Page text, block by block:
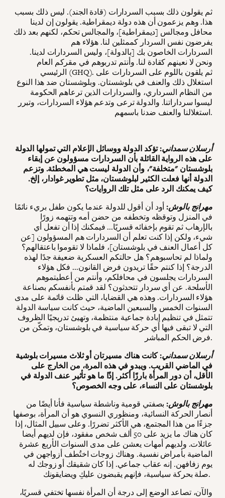
ثم يقولون ذلك بسبب السردارات (قادة الجند). ليس ذلك بسبب
هذا. وهم يزعمون أن هذه دولة ديمقراطية. يقولون إن لدينا
محافل ومجالس [ديمقراطية]، والمجالس تحكم، لكنهم بعد ذلك
يفرضون نفس السردار كممثلين لنا. هؤلاء هم
السردارات الخاصون بك [بالدولة]، وليس السردارات لدينا.
ونحن لا نعينهم كقادة لنا. وأنتم تدربوهم في مقركم العام
الرئيسي (GHQ). ثم يلقون باللوم على السردارات على
استغلال ذلك والعنف في بلوشستان. وبلوشستان ضد هذا النوع
من النظام السرداري، والسردارات الذين ترعاهم الحكومة
ليسوا سرداراتنا. والدولة ترعى وتدعم هؤلاء السردارات، وتبرر
استغلالنا والعنف ضدنا باسمهم.
أرسلان سمداني: تؤكد الدولة ووسائل الإعلام التي تمولها الدولة
على هذه الرواية القائلة بأن السردارات مسؤولون عن إبقاء
بلوشستان "متخلفة"، وأن الدولة ليست هي المخطئة. وتزعم
الدولة أنها فعلت الكثير لبلوشستان، مثل تطوير غوادار، إلخ.
كيف يمكنك الرد على مثل تلك الروايات؟
مهرانج بالوش:أود أن أقول للدولة عندما يكون طفل بريء نائمًا
في المنزل وتوقظه وتخطفه من حضن أمه وتتهمه زورًا
بالإرهاب ثم تقوم بإخفائه قسريًا... فيمكنك إذا أن تفعل أي
شيء، ولكن إذا كنت تعلم أن السردارات هم المسؤولون [عن
كل أعمال العنف في بلوشستان]، فلماذا لا تقوموا باعتقالهم؟
ولماذا لم تحاسبوهم؟ هل حالتكم العسكرية ضعيفة جدًا لهذه
الدرجة؟ إذا كنتم حقًا تريدون فرض القانون... فكل هؤلاء
السردارات يجلسون في محافلكم، وأنتم من أعطيتموهم
الأسلحة. عن أي سردار تتحدثون؟ لقد قمتم بأنفسكم بصناعة
هؤلاء السردارات. وهذه هي القضايا، التي ظلت قائمة على مدى
السنوات الخمس والسبعين الماضية، حيث كانت سياسة الدولة
تتمثل في تنظيم إبادة جماعية منتظمة، وتهيئ تدريجيًا الظروف
التي لا تبقى فيها أي حركة سياسية في بلوشستان، وتمكّن من
فرض الحكم المباشر.
أرسلان سمداني: كانت هناك مسيرتان أو ثلاث مسيرات بلوشية
في الماضي القريب. ويبدو في هذه المرة، من الخارج على
الأقل، أن دور المرأة بارزًا أكثر. إذًا ما هو تأثير عنف الدولة في
بلوشستان على النساء، على وجه الخصوص؟
مهرانج بالوش:بصفتي قومية وناشطة سياسية فأنا أيضًا من
أنصار الحركة النسائية، ومنظوري النسوي هو أن المرأة، بوصفها
جزءًا من هذا المجتمع، هي الأكثر تضررًا. وعلى سبيل المثال، إذا
كان هناك ما يزيد على 50 ألف شخص مفقود، فإن لديهم أيضا
عائلات. ولديهم أمهات يعشن على مدى السنوات الأربع عشرة
الماضية بأمراض نفسية. وهناك زوجات اختُطف أزواجهن في
يوم زفافهن. إنه عقاب جماعي. إذا كان شقيقك أو زوجك له
صلة بحركة سياسية، فإنهم يقبضون عليكِ ويضايقونك.
والآن، تصاعد الوضع إلى درجة أن المرأة نفسها تختفي قسريًا،